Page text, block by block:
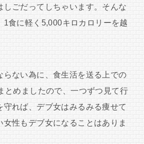
しごだってしちゃいます。そんな
1食に軽く5,000キロカロリーを越
らない為に、食生活を送る上での
とめましたので、一つずつ見て行
守れば、デブ女はみるみる痩せて
性もデブ女になることはありま